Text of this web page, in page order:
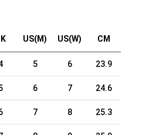
US(M) US(W) CM
5 6 23.9
6 7 24.6
7 8 25.3